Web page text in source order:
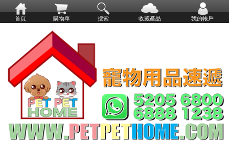
首頁 購物單 搜索 收藏產品 我的帳戶